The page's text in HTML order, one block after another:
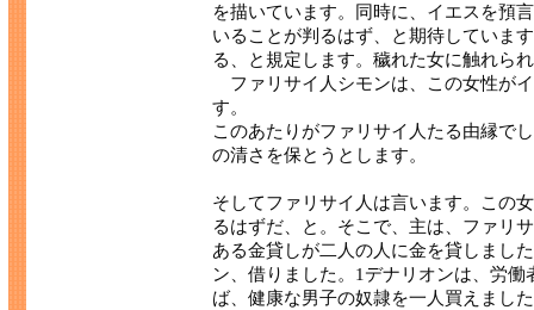
を描いています。同時に、イエスを預
いることが判るはず、と期待していま
る、と規定します。穢れた女に触れら
ファリサイ人シモンは、この女性が
す。
このあたりがファリサイ人たる由縁で
の清さを保とうとします。
そしてファリサイ人は言います。この
るはずだ、と。そこで、主は、ファリ
ある金貸しが二人の人に金を貸しまし
ン、借りました。1デナリオンは、労
ば、健康な男子の奴隷を一人買えまし